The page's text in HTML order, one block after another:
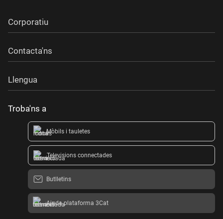
Corporatiu
Contacta'ns
Llengua
Troba'ns a
Mòbils i tauletes
Televisions connectades
Butlletins
Ajuda plataforma 3Cat